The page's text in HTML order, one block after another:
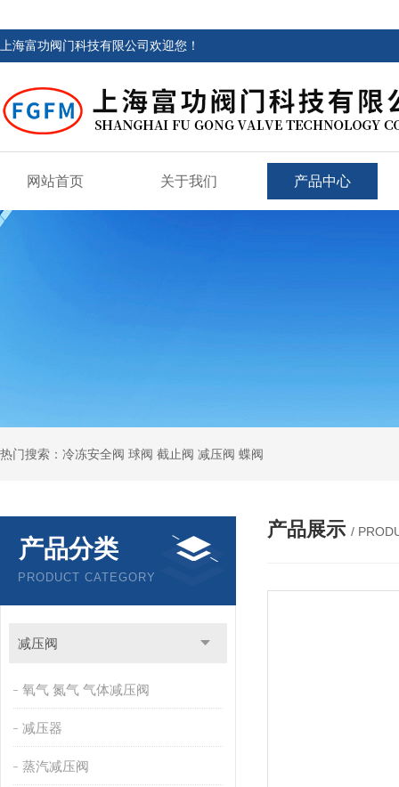
上海富功阀门科技有限公司欢迎您！
网站首页 关于我们 产品中心
热门搜索：冷冻安全阀 球阀 截止阀 减压阀 蝶阀
产品分类
PRODUCT CATEGORY
减压阀
氧气 氮气 气体减压阀
减压器
蒸汽减压阀
产品展示 /